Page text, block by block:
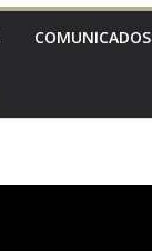
COMUNICADOS